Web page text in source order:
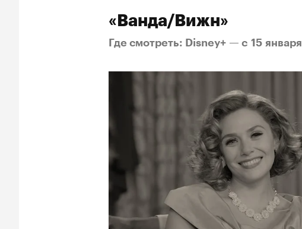
«Ванда/Вижн»
Где смотреть: Disney+ — c 15 января